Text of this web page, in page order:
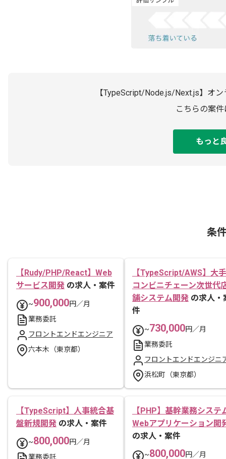
【TypeScript/Node.js/Next.js】オ
こちらの案
もっと
条
【Rudy/PHP/React】Web
サービス開発 の求人・案件
~900,000円／月
業務委託
フロントエンドエンジニア
六本木（東京都）
【TypeScript/AWS】大手
コンビニチェーン次世代
舗システム開発 の求人・
件
~730,000円／月
業務委託
フロントエンドエンジニ
浜松町（東京都）
【TypeScript】人事統合基
盤新規開発 の求人・案件
~800,000円／月
業務委託
【PHP】基幹業務システ
Webアプリケーション開
の求人・案件
~800,000円／月